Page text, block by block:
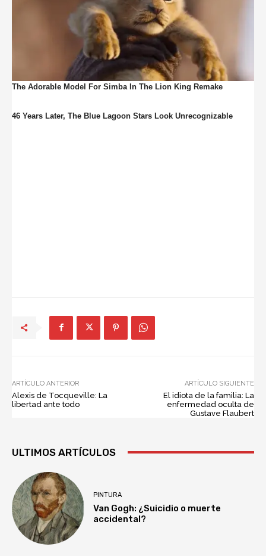
ARTÍCULO ANTERIOR
Alexis de Tocqueville: La
libertad ante todo
ARTÍCULO SIGUIENTE
El idiota de la familia: La
enfermedad oculta de
Gustave Flaubert
ULTIMOS ARTÍCULOS
PINTURA
Van Gogh: ¿Suicidio o muerte
accidental?